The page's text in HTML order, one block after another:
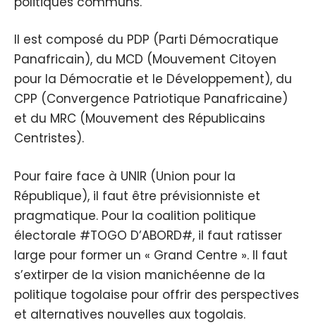
Il est composé du PDP (Parti Démocratique
Panafricain), du MCD (Mouvement Citoyen
pour la Démocratie et le Développement), du
CPP (Convergence Patriotique Panafricaine)
et du MRC (Mouvement des Républicains
Centristes).
Pour faire face à UNIR (Union pour la
République), il faut être prévisionniste et
pragmatique. Pour la coalition politique
électorale #TOGO D’ABORD#, il faut ratisser
large pour former un « Grand Centre ». Il faut
s’extirper de la vision manichéenne de la
politique togolaise pour offrir des perspectives
et alternatives nouvelles aux togolais.